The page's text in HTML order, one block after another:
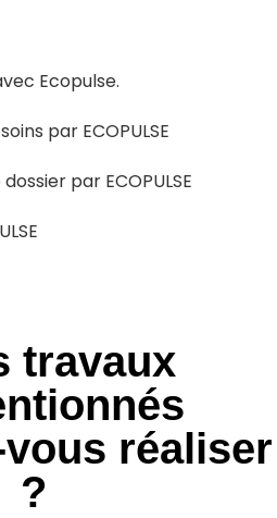
Ecopulse.
par ECOPULSE
par ECOPULSE
travaux
réaliser
?